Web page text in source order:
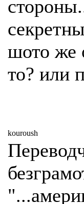
шото же
то? или
kouroush